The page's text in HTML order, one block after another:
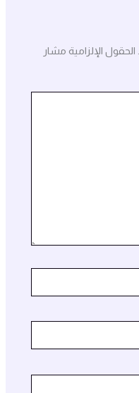
الحقول الإلزامية مشار